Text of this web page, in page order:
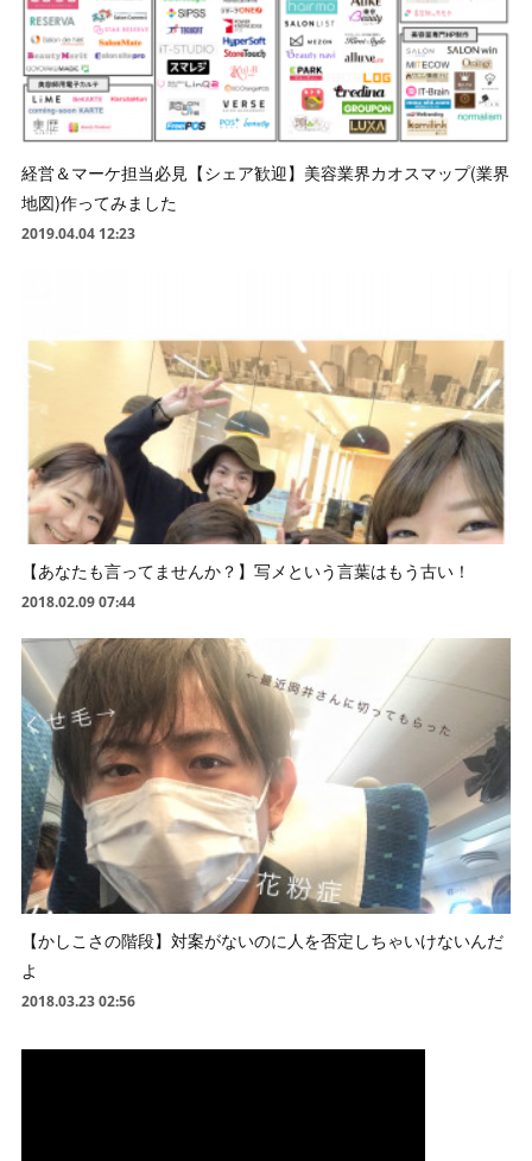
経営＆マーケ担当必見【シェア歓迎】美容業界カオスマップ(業界
地図)作ってみました
2019.04.04 12:23
【あなたも言ってませんか？】写メという言葉はもう古い！
2018.02.09 07:44
【かしこさの階段】対案がないのに人を否定しちゃいけないんだ
よ
2018.03.23 02:56